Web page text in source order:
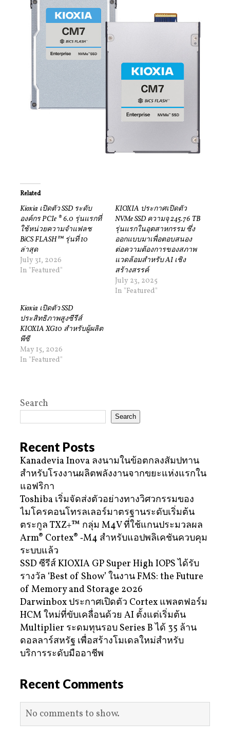
Related
Kioxia เปิดตัว SSD ระดับ
องค์กร PCIe ® 6.0 รุ่นแรกที่
ใช้หน่วยความจำแฟลช
BiCS FLASH™ รุ่นที่ 10
ล่าสุด
July 31, 2026
In "Featured"
KIOXIA ประกาศเปิดตัว
NVMe SSD ความจุ 245.76 TB
รุ่นแรกในอุตสาหกรรม ซึ่ง
ออกแบบมาเพื่อตอบสนอง
ต่อความต้องการของสภาพ
แวดล้อมสำหรับ AI เชิง
สร้างสรรค์
July 23, 2025
In "Featured"
Kioxia เปิดตัว SSD
ประสิทธิภาพสูงซีรีส์
KIOXIA XG10 สำหรับผู้ผลิต
พีซี
May 15, 2026
In "Featured"
Search
Search
Recent Posts
Kanadevia Inova ลงนามในข้อตกลงสัมปทาน
สำหรับโรงงานผลิตพลังงานจากขยะแห่งแรกใน
แอฟริกา
Toshiba เริ่มจัดส่งตัวอย่างทางวิศวกรรมของ
ไมโครคอนโทรลเลอร์มาตรฐานระดับเริ่มต้น
ตระกูล TXZ+™ กลุ่ม M4V ที่ใช้แกนประมวลผล
Arm® Cortex® ‑M4 สำหรับแอปพลิเคชันควบคุม
ระบบแล้ว
SSD ซีรีส์ KIOXIA GP Super High IOPS ได้รับ
รางวัล ‘Best of Show’ ในงาน FMS: the Future
of Memory and Storage 2026
Darwinbox ประกาศเปิดตัว Cortex แพลตฟอร์ม
HCM ใหม่ที่ขับเคลื่อนด้วย AI ตั้งแต่เริ่มต้น
Multiplier ระดมทุนรอบ Series B ได้ 35 ล้าน
ดอลลาร์สหรัฐ เพื่อสร้างโมเดลใหม่สำหรับ
บริการระดับมืออาชีพ
Recent Comments
No comments to show.